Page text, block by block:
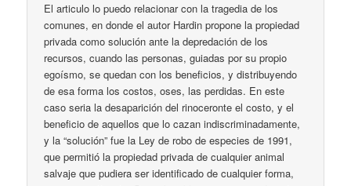
El articulo lo puedo relacionar con la tragedia de los
comunes, en donde el autor Hardin propone la propiedad
privada como solución ante la depredación de los
recursos, cuando las personas, guiadas por su propio
egoísmo, se quedan con los beneficios, y distribuyendo
de esa forma los costos, oses, las perdidas. En este
caso seria la desaparición del rinoceronte el costo, y el
beneficio de aquellos que lo cazan indiscriminadamente,
y la “solución” fue la Ley de robo de especies de 1991,
que permitió la propiedad privada de cualquier animal
salvaje que pudiera ser identificado de cualquier forma,